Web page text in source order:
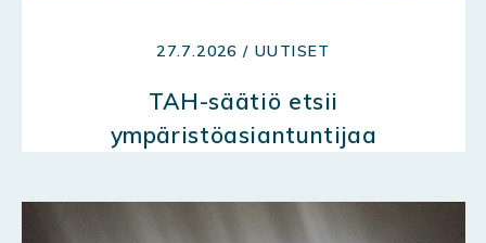
27.7.2026 / UUTISET
TAH-säätiö etsii
ympäristöasiantuntijaa